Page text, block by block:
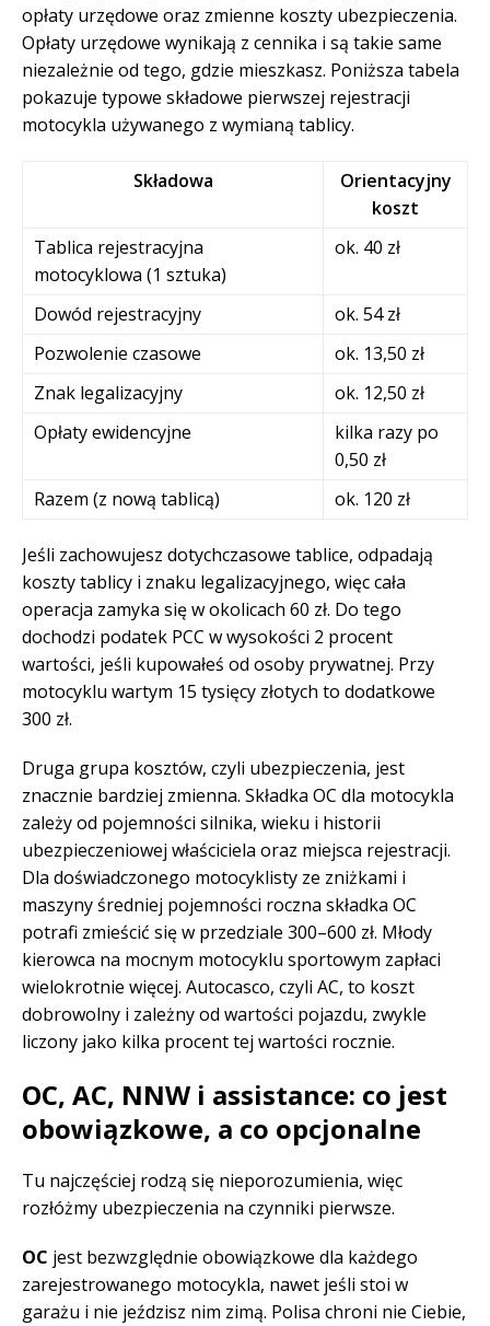
opłaty urzędowe oraz zmienne koszty ubezpieczenia.
Opłaty urzędowe wynikają z cennika i są takie same
niezależnie od tego, gdzie mieszkasz. Poniższa tabela
pokazuje typowe składowe pierwszej rejestracji
motocykla używanego z wymianą tablicy.
Składowa
Orientacyjny
koszt
Tablica rejestracyjna
motocyklowa (1 sztuka)
ok. 40 zł
Dowód rejestracyjny
ok. 54 zł
Pozwolenie czasowe
ok. 13,50 zł
Znak legalizacyjny
ok. 12,50 zł
Opłaty ewidencyjne
kilka razy po
0,50 zł
Razem (z nową tablicą)
ok. 120 zł
Jeśli zachowujesz dotychczasowe tablice, odpadają
koszty tablicy i znaku legalizacyjnego, więc cała
operacja zamyka się w okolicach 60 zł. Do tego
dochodzi podatek PCC w wysokości 2 procent
wartości, jeśli kupowałeś od osoby prywatnej. Przy
motocyklu wartym 15 tysięcy złotych to dodatkowe
300 zł.
Druga grupa kosztów, czyli ubezpieczenia, jest
znacznie bardziej zmienna. Składka OC dla motocykla
zależy od pojemności silnika, wieku i historii
ubezpieczeniowej właściciela oraz miejsca rejestracji.
Dla doświadczonego motocyklisty ze zniżkami i
maszyny średniej pojemności roczna składka OC
potrafi zmieścić się w przedziale 300–600 zł. Młody
kierowca na mocnym motocyklu sportowym zapłaci
wielokrotnie więcej. Autocasco, czyli AC, to koszt
dobrowolny i zależny od wartości pojazdu, zwykle
liczony jako kilka procent tej wartości rocznie.
OC, AC, NNW i assistance: co jest
obowiązkowe, a co opcjonalne
Tu najczęściej rodzą się nieporozumienia, więc
rozłóżmy ubezpieczenia na czynniki pierwsze.
OC jest bezwzględnie obowiązkowe dla każdego
zarejestrowanego motocykla, nawet jeśli stoi w
garażu i nie jeździsz nim zimą. Polisa chroni nie Ciebie,